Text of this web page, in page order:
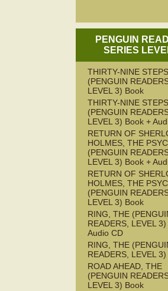
PENGUIN
SERIES
THIRTY-NINE
(PENGUIN
LEVEL 3) Book
THIRTY-NINE
(PENGUIN
LEVEL 3) Book +
RETURN OF
HOLMES, THE
(PENGUIN
LEVEL 3) Book +
RETURN OF
HOLMES, THE
(PENGUIN
LEVEL 3) Book
RING, THE
READERS, LEVEL
Audio CD
RING, THE
READERS, LEVEL
ROAD AHEAD, THE
(PENGUIN
LEVEL 3) Book